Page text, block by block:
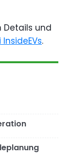
Details und
.